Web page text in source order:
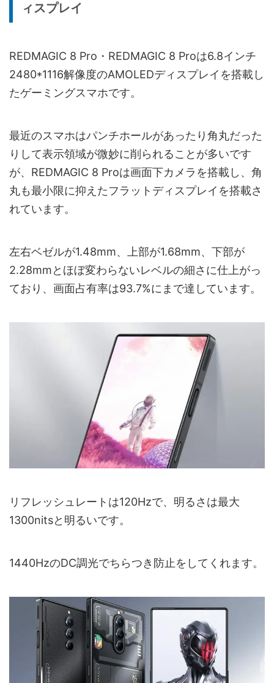
ィスプレイ
REDMAGIC 8 Pro・REDMAGIC 8 Proは6.8インチ
2480*1116解像度のAMOLEDディスプレイを搭載し
たゲーミングスマホです。
最近のスマホはパンチホールがあったり角丸だった
りして表示領域が微妙に削られることが多いです
が、REDMAGIC 8 Proは画面下カメラを搭載し、角
丸も最小限に抑えたフラットディスプレイを搭載さ
れています。
左右ベゼルが1.48mm、上部が1.68mm、下部が
2.28mmとほぼ変わらないレベルの細さに仕上がっ
ており、画面占有率は93.7%にまで達しています。
リフレッシュレートは120Hzで、明るさは最大
1300nitsと明るいです。
1440HzのDC調光でちらつき防止をしてくれます。